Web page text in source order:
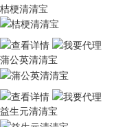
桔梗清清宝
蒲公英清清宝
益生元清清宝